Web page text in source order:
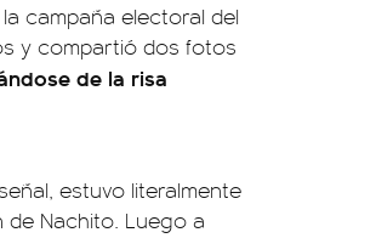
campaña electoral del
y compartió dos fotos
de la risa
estuvo literalmente
Nachito. Luego a